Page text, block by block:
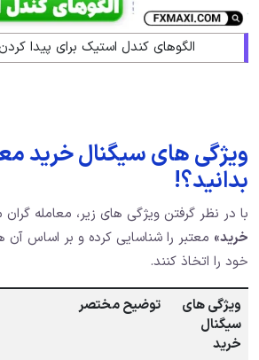
الگوهای کندل استیک برای پیدا
ویژگی های سیگنال خرید
بدانید؟!
با در نظر گرفتن ویژگی های زیر، معامله گران
خرید» معتبر را شناسایی کرده و بر اساس
خود را اتخاذ کنند.
ویژگی های
سیگنال
خرید
توضیح مختصر